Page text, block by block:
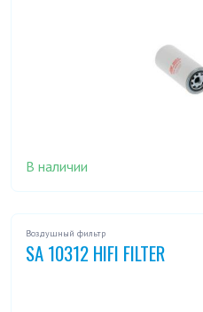
В наличии
Воздушный фильтр
SA 10312 HIFI FILTER